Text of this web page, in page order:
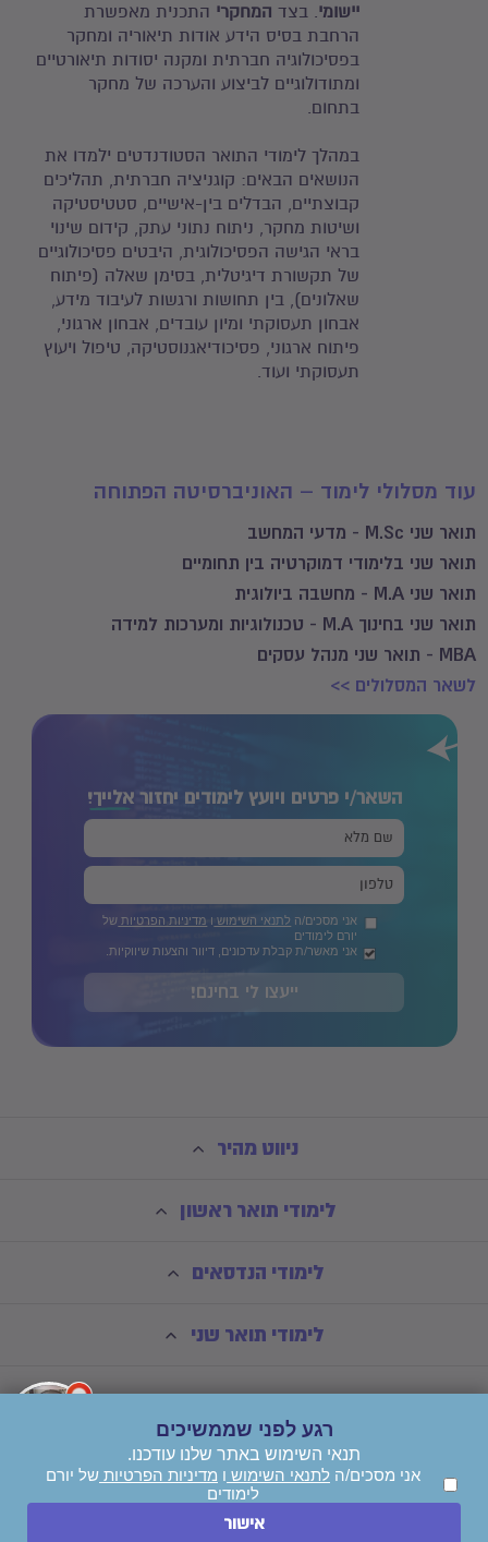
יישומי. בצד המחקרי התכנית מאפשרת
הרחבת בסיס הידע אודות תיאוריה ומחקר
בפסיכולוגיה חברתית ומקנה יסודות תיאורטיים
ומתודולוגיים לביצוע והערכה של מחקר
בתחום.
במהלך לימודי התואר הסטודנדטים ילמדו את
הנושאים הבאים: קוגניציה חברתית, תהליכים
קבוצתיים, הבדלים בין-אישיים, סטטיסטיקה
ושיטות מחקר, ניתוח נתוני עתק, קידום שינוי
בראי הגישה הפסיכולוגית, היבטים פסיכולוגיים
של תקשורת דיגיטלית, בסימן שאלה (פיתוח
שאלונים), בין תחושות ורגשות לעיבוד מידע,
אבחון תעסוקתי ומיון עובדים, אבחון ארגוני,
פיתוח ארגוני, פסיכודיאגנוסטיקה, טיפול ויעוץ
תעסוקתי ועוד.
עוד מסלולי לימוד – האוניברסיטה הפתוחה
תואר שני M.Sc - מדעי המחשב
תואר שני בלימודי דמוקרטיה בין תחומיים
תואר שני M.A - מחשבה ביולוגית
תואר שני בחינוך M.A - טכנולוגיות ומערכות למידה
MBA - תואר שני מנהל עסקים
לשאר המסלולים >>
השאר/י פרטים ויועץ לימודים יחזוראלייך!
אני מסכים/ה לתנאי השימוש ו מדיניות הפרטיות של
יורם לימודים
אני מאשר/ת קבלת עדכונים, דיוור והצעות שיווקיות.
ייעצו לי בחינם!
ניווט מהיר
לימודי תואר ראשון
לימודי הנדסאים
לימודי תואר שני
רגע לפני שממשיכים
תנאי השימוש באתר שלנו עודכנו.
אני מסכים/ה לתנאי השימוש ו מדיניות הפרטיות של יורם
לימודים
אישור